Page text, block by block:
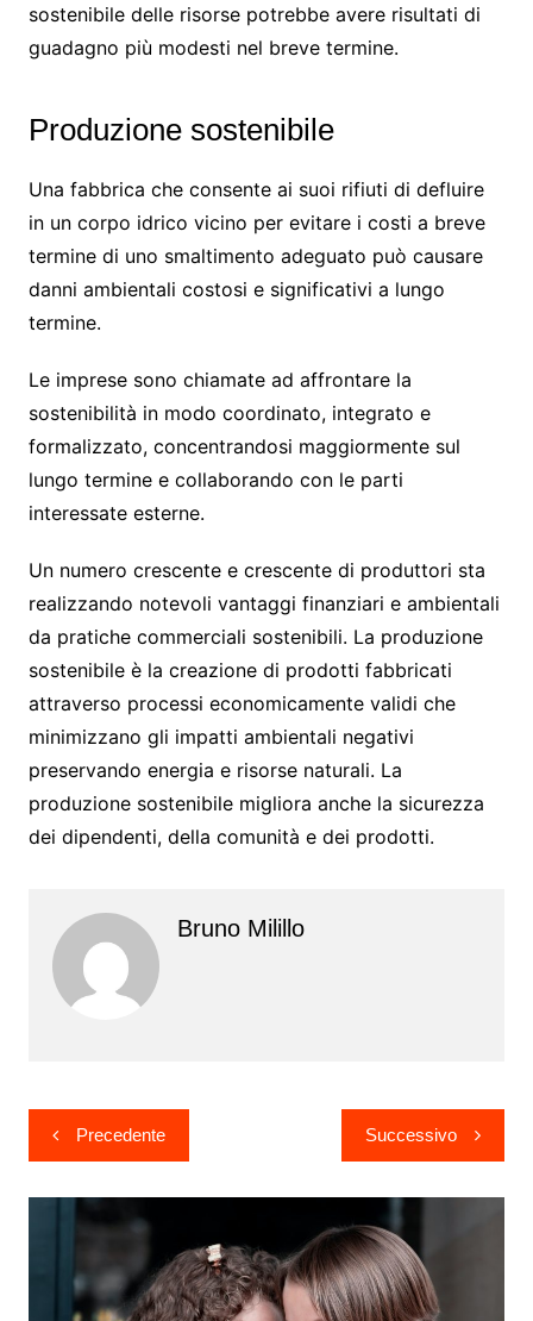
sostenibile delle risorse potrebbe avere risultati di
guadagno più modesti nel breve termine.
Produzione sostenibile
Una fabbrica che consente ai suoi rifiuti di defluire
in un corpo idrico vicino per evitare i costi a breve
termine di uno smaltimento adeguato può causare
danni ambientali costosi e significativi a lungo
termine.
Le imprese sono chiamate ad affrontare la
sostenibilità in modo coordinato, integrato e
formalizzato, concentrandosi maggiormente sul
lungo termine e collaborando con le parti
interessate esterne.
Un numero crescente e crescente di produttori sta
realizzando notevoli vantaggi finanziari e ambientali
da pratiche commerciali sostenibili. La produzione
sostenibile è la creazione di prodotti fabbricati
attraverso processi economicamente validi che
minimizzano gli impatti ambientali negativi
preservando energia e risorse naturali. La
produzione sostenibile migliora anche la sicurezza
dei dipendenti, della comunità e dei prodotti.
Bruno Milillo
Navigazione
articoli
Precedente Successivo